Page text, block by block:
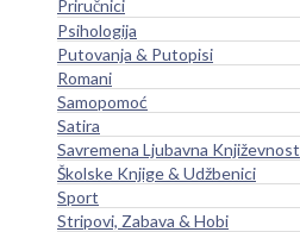
Priručnici
Psihologija
Putovanja & Putopisi
Romani
Samopomoć
Satira
Savremena Ljubavna Književnost
Školske Knjige & Udžbenici
Sport
Stripovi, Zabava & Hobi